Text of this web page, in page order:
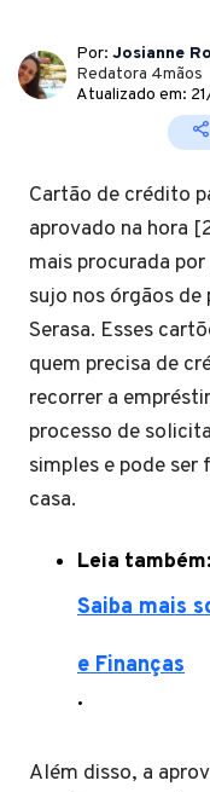
Por: Josianne
Redatora 4mãos
Atualizado em:
Cartão de crédito
aprovado na hora
mais procurada
sujo nos órgãos
Serasa. Esses
quem precisa de
recorrer a
processo de
simples e pode ser
casa.
Leia também:
Saiba mais
e Finanças
.
Além disso, a